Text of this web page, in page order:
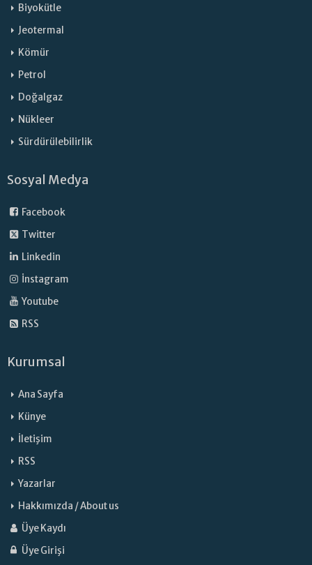
Biyokütle
Jeotermal
Kömür
Petrol
Doğalgaz
Nükleer
Sürdürülebilirlik
Sosyal Medya
Facebook
Twitter
Linkedin
İnstagram
Youtube
RSS
Kurumsal
Ana Sayfa
Künye
İletişim
RSS
Yazarlar
Hakkımızda / About us
Üye Kaydı
Üye Girişi